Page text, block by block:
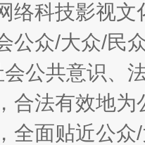
问题” 法
络科技影视
公众/大众/民
公共意识、
合法有效地
全面贴近公